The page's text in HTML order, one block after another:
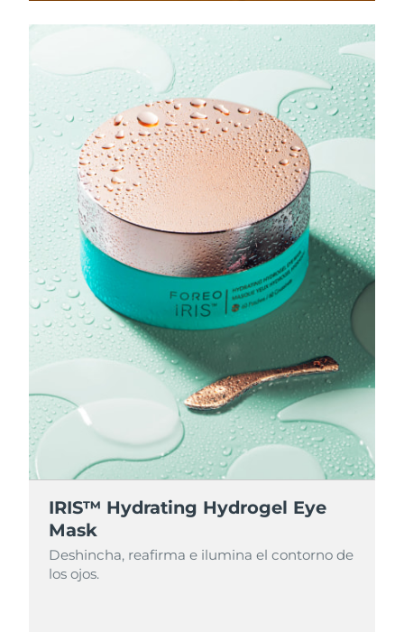
IRIS™ Hydrating Hydrogel Eye
Mask
Deshincha, reafirma e ilumina el contorno de
los ojos.